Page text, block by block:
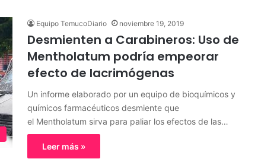
Equipo TemucoDiario noviembre 19, 2019
Desmienten a Carabineros: Uso de
Mentholatum podría empeorar
efecto de lacrimógenas
Un informe elaborado por un equipo de bioquímicos y
químicos farmacéuticos desmiente que
el Mentholatum sirva para paliar los efectos de las…
Leer más »